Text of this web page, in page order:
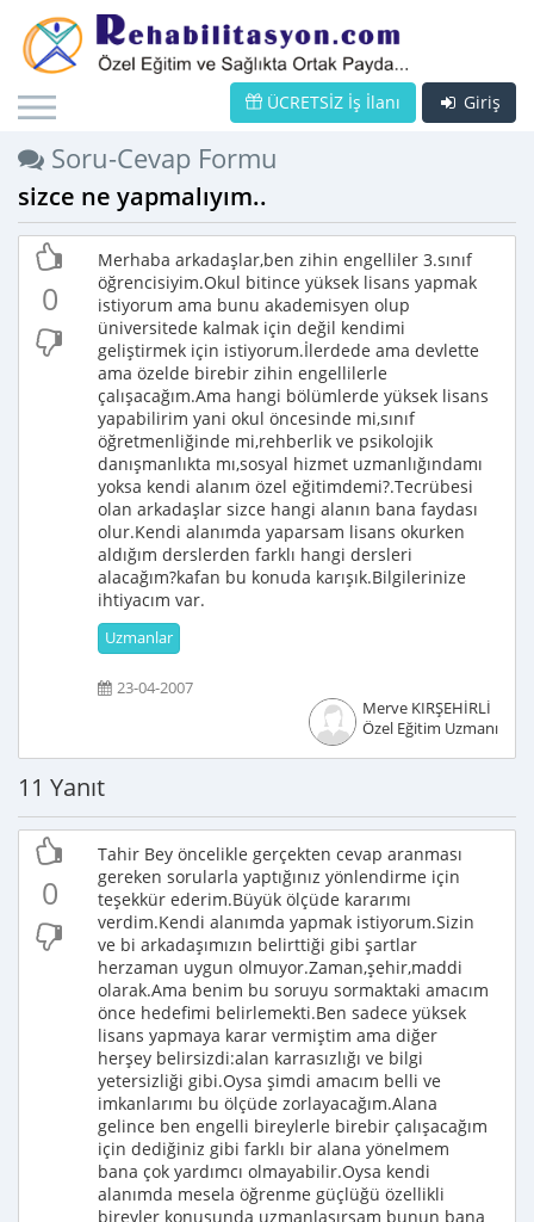
Giriş
ÜCRETSİZ İş İlanı
Soru-Cevap Formu
sizce ne yapmalıyım..
0
Merhaba arkadaşlar,ben zihin engelliler 3.sınıf
öğrencisiyim.Okul bitince yüksek lisans yapmak
istiyorum ama bunu akademisyen olup
üniversitede kalmak için değil kendimi
geliştirmek için istiyorum.İlerdede ama devlette
ama özelde birebir zihin engellilerle
çalışacağım.Ama hangi bölümlerde yüksek lisans
yapabilirim yani okul öncesinde mi,sınıf
öğretmenliğinde mi,rehberlik ve psikolojik
danışmanlıkta mı,sosyal hizmet uzmanlığındamı
yoksa kendi alanım özel eğitimdemi?.Tecrübesi
olan arkadaşlar sizce hangi alanın bana faydası
olur.Kendi alanımda yaparsam lisans okurken
aldığım derslerden farklı hangi dersleri
alacağım?kafan bu konuda karışık.Bilgilerinize
ihtiyacım var.
Uzmanlar
23-04-2007
Merve KIRŞEHİRLİ
Özel Eğitim Uzmanı
11 Yanıt
0
Tahir Bey öncelikle gerçekten cevap aranması
gereken sorularla yaptığınız yönlendirme için
teşekkür ederim.Büyük ölçüde kararımı
verdim.Kendi alanımda yapmak istiyorum.Sizin
ve bi arkadaşımızın belirttiği gibi şartlar
herzaman uygun olmuyor.Zaman,şehir,maddi
olarak.Ama benim bu soruyu sormaktaki amacım
önce hedefimi belirlemekti.Ben sadece yüksek
lisans yapmaya karar vermiştim ama diğer
herşey belirsizdi:alan karrasızlığı ve bilgi
yetersizliği gibi.Oysa şimdi amacım belli ve
imkanlarımı bu ölçüde zorlayacağım.Alana
gelince ben engelli bireylerle birebir çalışacağım
için dediğiniz gibi farklı bir alana yönelmem
bana çok yardımcı olmayabilir.Oysa kendi
alanımda mesela öğrenme güçlüğü özellikli
bireyler konusunda uzmanlaşırsam bunun bana